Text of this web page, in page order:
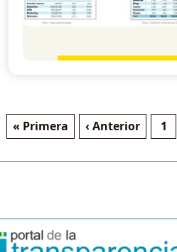
Paginación
Primera página
« Primera Página anterior
‹ Anterior 1